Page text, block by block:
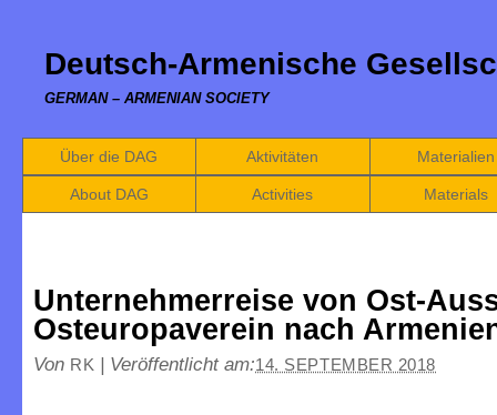
Deutsch-Armenische
GERMAN – ARMENIAN SOCIETY
Über die DAG Aktivitäten Materialien
About DAG Activities Materials
Unternehmerreise von Ost-
Osteuropaverein nach
Von RK | Veröffentlicht am:14. SEPTEMBER 2018